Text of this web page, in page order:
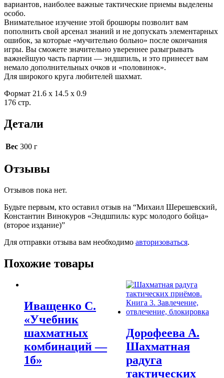
вариантов, наиболее важные тактические приемы выделены
особо.
Внимательное изучение этой брошюры позволит вам
пополнить свой арсенал знаний и не допускать элементарных
ошибок, за которые «мучительно больно» после окончания
игры. Вы сможете значительно увереннее разыгрывать
важнейшую часть партии — эндшпиль, и это принесет вам
немало дополнительных очков и «половинок».
Для широкого круга любителей шахмат.
Формат 21.6 x 14.5 x 0.9
176 стр.
Детали
Вес 300 г
Отзывы
Отзывов пока нет.
Будьте первым, кто оставил отзыв на “Михаил Шерешевский,
Константин Винокуров «Эндшпиль: курс молодого бойца»
(второе издание)”
Для отправки отзыва вам необходимо авторизоваться.
Похожие товары
Иващенко С.
«Учебник
шахматных
комбинаций —
1б»
Дорофеева А.
Шахматная
радуга
тактических